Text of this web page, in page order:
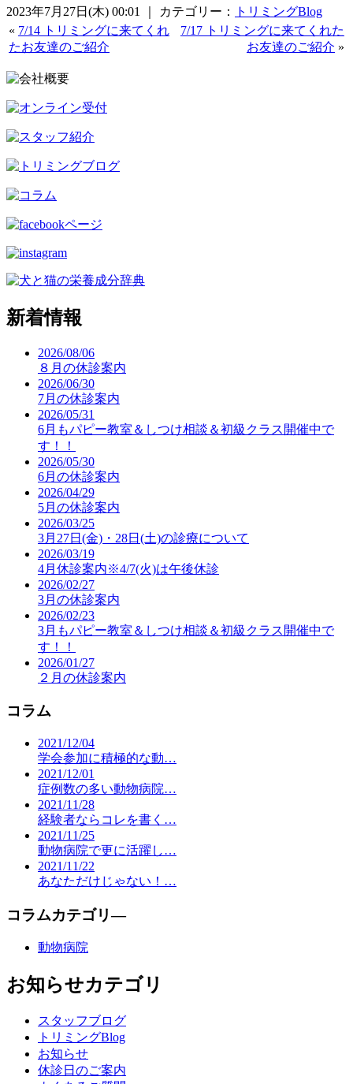
2023年7月27日(木) 00:01 ｜ カテゴリー：
トリミングBlog
« 7/14 トリミングに来てくれ
たお友達のご紹介
7/17 トリミングに来てくれた
お友達のご紹介 »
新着情報
2026/08/06
８月の休診案内
2026/06/30
7月の休診案内
2026/05/31
6月もパピー教室＆しつけ相談＆初級クラス開催中で
す！！
2026/05/30
6月の休診案内
2026/04/29
5月の休診案内
2026/03/25
3月27日(金)・28日(土)の診療について
2026/03/19
4月休診案内※4/7(火)は午後休診
2026/02/27
3月の休診案内
2026/02/23
3月もパピー教室＆しつけ相談＆初級クラス開催中で
す！！
2026/01/27
２月の休診案内
コラム
2021/12/04
学会参加に積極的な動…
2021/12/01
症例数の多い動物病院…
2021/11/28
経験者ならコレを書く…
2021/11/25
動物病院で更に活躍し…
2021/11/22
あなただけじゃない！…
コラムカテゴリ―
動物病院
お知らせカテゴリ
スタッフブログ
トリミングBlog
お知らせ
休診日のご案内